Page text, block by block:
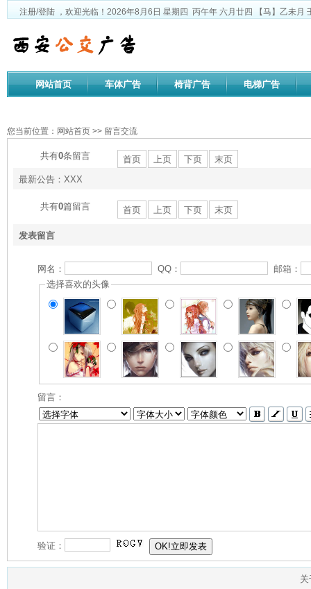
注册/登陆 ，欢迎光临！ 2026年8月6日 星期四 丙午年 六月廿四 【马】乙未月
网站首页 车体广告 椅背广告 电梯广告
您当前位置： 网站首页 >> 留言交流
共有0条留言 首页 上页 下页
末页
最新公告：XXX
共有0篇留言 首页 上页 下页 末页
发表留言
网名： QQ：
邮箱：
选择喜欢的头像
留言：
验证：